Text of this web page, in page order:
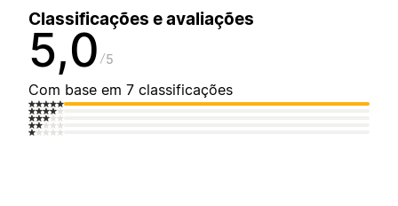
Classificações e avaliações
5,0 5
Com base em 7 classificações